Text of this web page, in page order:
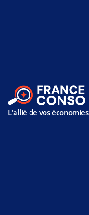
L'allié de vos économies